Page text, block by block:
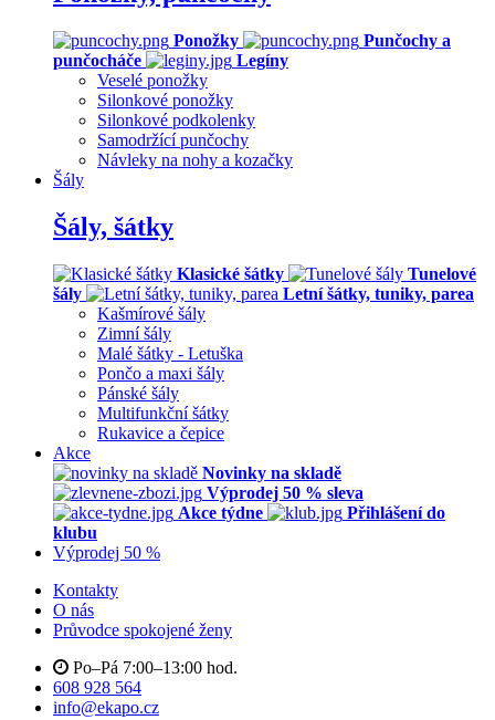
Ponožky
Punčochy a
punčocháče
Legíny
Veselé ponožky
Silonkové ponožky
Silonkové podkolenky
Samodržící punčochy
Návleky na nohy a kozačky
Šály
Šály, šátky
Klasické šátky
Tunelové
šály
Letní šátky, tuniky, parea
Kašmírové šály
Zimní šály
Malé šátky - Letuška
Pončo a maxi šály
Pánské šály
Multifunkční šátky
Rukavice a čepice
Akce
Novinky na skladě
Výprodej 50 % sleva
Akce týdne
Přihlášení do
klubu
Výprodej 50 %
Kontakty
O nás
Průvodce spokojené ženy
Po–Pá 7:00–13:00 hod.
608 928 564
info@ekapo.cz